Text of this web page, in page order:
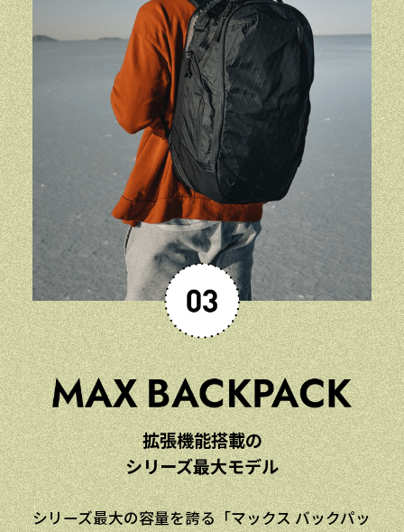
拡張機能搭載の
シリーズ最大モデル
シリーズ最大の容量を誇る「マックス バックパッ